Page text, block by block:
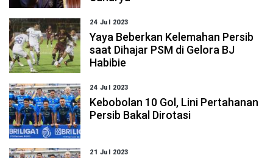
24 Jul 2023
Yaya Beberkan Kelemahan Persib
saat Dihajar PSM di Gelora BJ
Habibie
24 Jul 2023
Kebobolan 10 Gol, Lini Pertahanan
Persib Bakal Dirotasi
21 Jul 2023